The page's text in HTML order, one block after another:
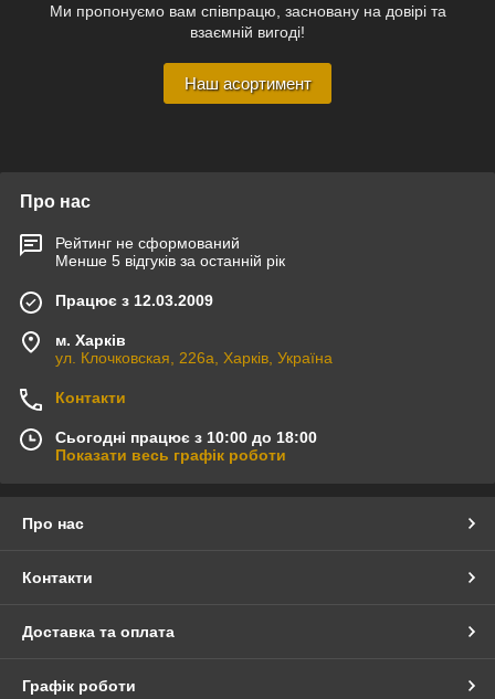
Ми пропонуємо вам співпрацю, засновану на довірі та
взаємній вигоді!
Наш асортимент
Про нас
Рейтинг не сформований
Менше 5 відгуків за останній рік
Працює з 12.03.2009
м. Харків
ул. Клочковская, 226а, Харків, Україна
Контакти
Сьогодні працює з 10:00 до 18:00
Показати весь графік роботи
Про нас
Контакти
Доставка та оплата
Графік роботи